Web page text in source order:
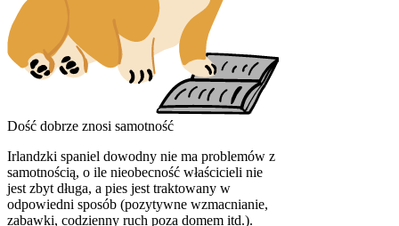
Dość dobrze znosi samotność
Irlandzki spaniel dowodny nie ma problemów z
samotnością, o ile nieobecność właścicieli nie
jest zbyt długa, a pies jest traktowany w
odpowiedni sposób (pozytywne wzmacnianie,
zabawki, codzienny ruch poza domem itd.).